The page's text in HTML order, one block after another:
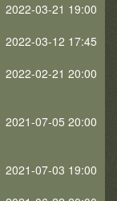
2022-03-21 19:00
2022-03-12 17:45
2022-02-21 20:00
2021-07-05 20:00
2021-07-03 19:00